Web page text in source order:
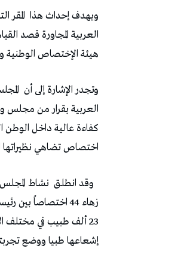
ويهدف إحداث هذا
العربية المجاورة قصد
هيئة الإختصاص
وتجدر الإشارة إلى أن
العربية بقرار من مجلس
كفاءة عالية داخل
اختصاص تضاهي نظيراتها
وقد انطلق نشاط المجلس
23 ألف طبيب في
إشعاعها طبيا ووضع